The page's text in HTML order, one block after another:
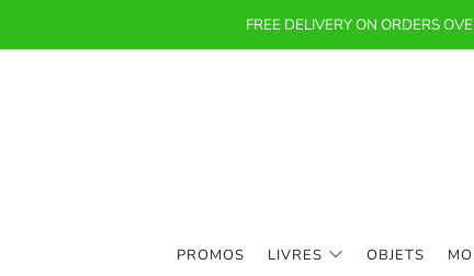
FREE DELIVERY ON ORDERS
PROMOS LIVRES OBJETS